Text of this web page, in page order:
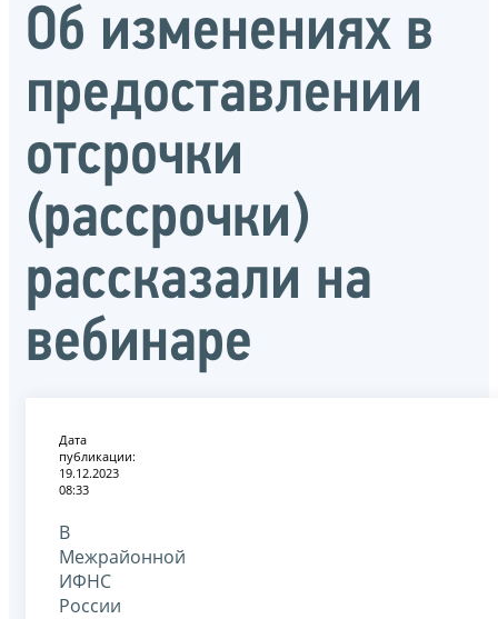
Об изменениях в
предоставлении
отсрочки
(рассрочки)
рассказали на
вебинаре
Дата
публикации:
19.12.2023
08:33
В
Межрайонной
ИФНС
России